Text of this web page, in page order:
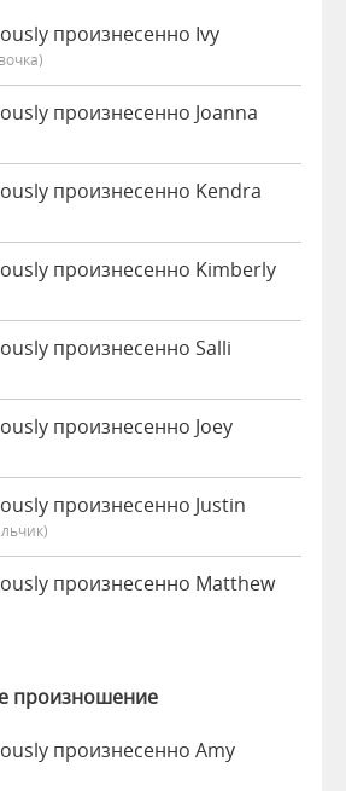
произнесенно Ivy
произнесенно Joanna
произнесенно Kendra
произнесенно Kimberly
произнесенно Salli
произнесенно Joey
произнесенно Justin
произнесенно Matthew
произношение
произнесенно Amy